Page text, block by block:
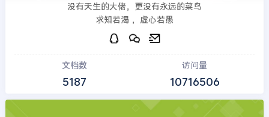
没有天生的大佬，更没有永远的菜鸟
求知若渴 ，虚心若愚
文档数
5187
访问量
10716506